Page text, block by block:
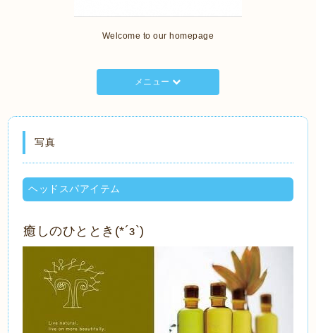
Welcome to our homepage
メニュー
写真
ヘッドスパアイテム
癒しのひととき(*´з`)